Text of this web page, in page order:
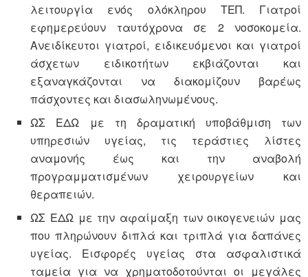
λειτουργία ενός ολόκληρου ΤΕΠ. Γιατροί
εφημερεύουν ταυτόχρονα σε 2 νοσοκομεία.
Ανειδίκευτοι γιατροί, ειδικευόμενοι και γιατροί
άσχετων ειδικοτήτων εκβιάζονται και
εξαναγκάζονται να διακομίζουν βαρέως
πάσχοντες και διασωληνωμένους.
ΩΣ ΕΔΩ με τη δραματική υποβάθμιση των
υπηρεσιών υγείας, τις τεράστιες λίστες
αναμονής έως και την αναβολή
προγραμματισμένων χειρουργείων και
θεραπειών.
ΩΣ ΕΔΩ με την αφαίμαξη των οικογενειών μας
που πληρώνουν διπλά και τριπλά για δαπάνες
υγείας. Εισφορές υγείας στα ασφαλιστικά
ταμεία για να χρηματοδοτούνται οι μεγάλες